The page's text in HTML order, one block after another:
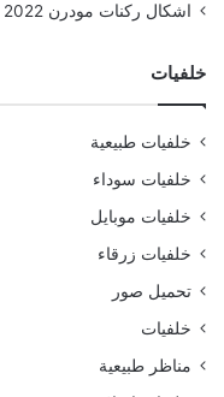
اشكال ركنات مودرن 2022 بتصميمات رائعة
خلفيات
خلفيات طبيعية
خلفيات سوداء
خلفيات موبايل
خلفيات زرقاء
تحميل صور
خلفيات
مناظر طبيعية